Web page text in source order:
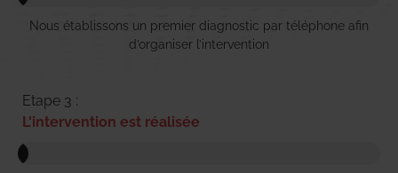
Nous établissons un premier diagnostic par téléphone afin
d’organiser l’intervention
Etape 3 :
L'intervention est réalisée